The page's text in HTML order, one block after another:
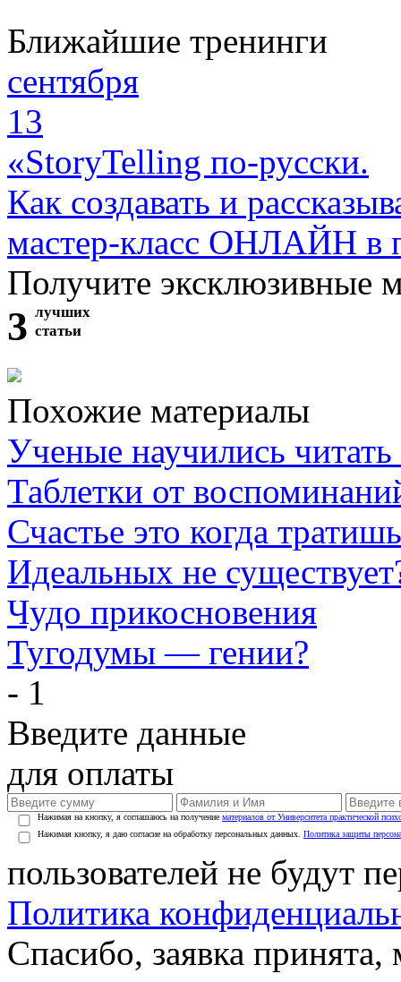
Ближайшие тренинги
сентября
13
«StoryTelling по-русски.
Как создавать и
мастер-класс ОНЛАЙН в
Получите эксклюзивные
3 лучших
статьи
Похожие материалы
Ученые научились
Таблетки от
Счастье это когда
Идеальных не
Чудо прикосновения
Тугодумы — гении?
- 1
Введите данные
для оплаты
Нажимая на кнопку, я соглашаюсь на получение материалов от Университета практической
Нажимая кнопку, я даю согласие на обработку персональных данных. Политика защиты
пользователей не будут
Политика
Спасибо, заявка